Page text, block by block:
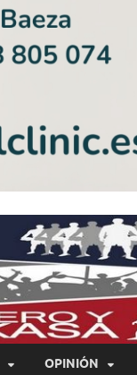
OPINIÓN